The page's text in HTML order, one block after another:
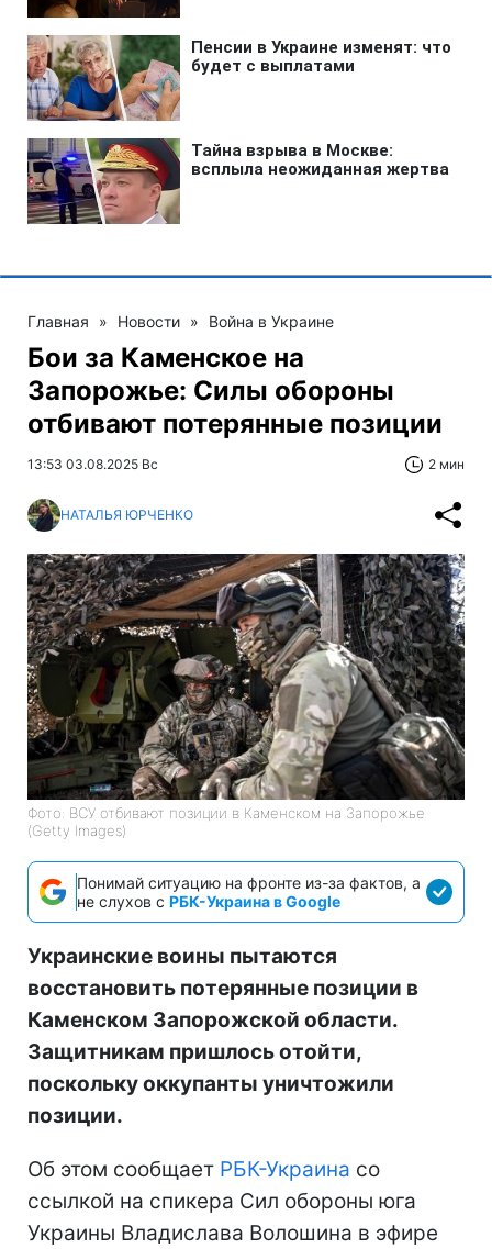
Главная » Новости » Война в Украине
Бои за Каменское на
Запорожье: Силы обороны
отбивают потерянные позиции
13:53 03.08.2025 Вс 2 мин
НАТАЛЬЯ ЮРЧЕНКО
Фото: ВСУ отбивают позиции в Каменском на Запорожье
(Getty Images)
Понимай ситуацию на фронте из-за фактов, а
не слухов с РБК-Украина в Google
Украинские воины пытаются
восстановить потерянные позиции в
Каменском Запорожской области.
Защитникам пришлось отойти,
поскольку оккупанты уничтожили
позиции.
Об этом сообщает РБК-Украина со
ссылкой на спикера Сил обороны юга
Украины Владислава Волошина в эфире